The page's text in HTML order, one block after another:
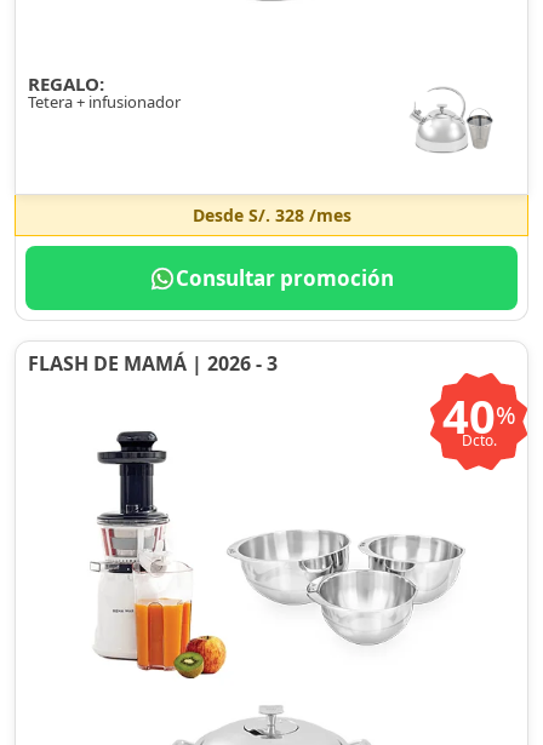
REGALO:
Tetera + infusionador
Desde S/. 328/mes
Consultar promoción
FLASH DE MAMÁ | 2026 - 3
40%
Dcto.